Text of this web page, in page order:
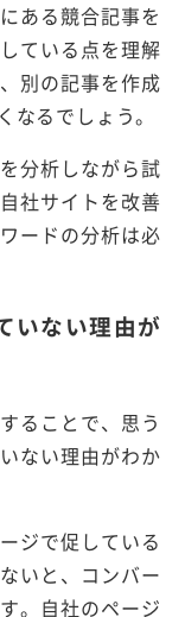
ある競合記事を
ている点を理解
別の記事を作成
るでしょう。
分析しながら試
社サイトを改善
ードの分析は必
いない理由が
ることで、思う
ない理由がわか
ジで促している
いと、コンバー
。自社のページ